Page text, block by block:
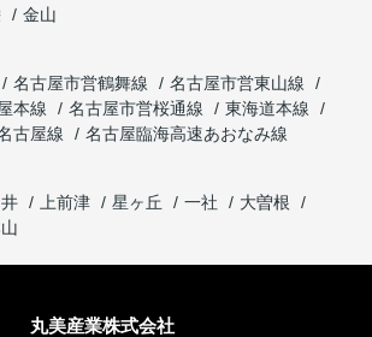
金山
名古屋市営鶴舞線
名古屋市営東山線
本線 名古屋市営桜通線
東海道本線
古屋線
名古屋臨海高速あおなみ線
上前津 星ヶ丘 一社
大曽根
丸美産業株式会社